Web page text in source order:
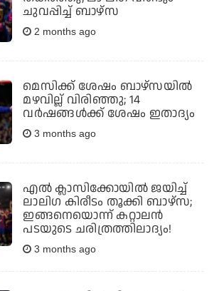
ചുവപ്പിച്ച് ബാഴ്സ
2 months ago
മെസിക്ക് ശേഷം ബാഴ്‌സയില്‍
മഴവില്ല് വിരിഞ്ഞു; 14
വര്‍ഷങ്ങള്‍ക്ക് ശേഷം ഇതാദ്യം
3 months ago
എല്‍ ക്ലാസിക്കോയില്‍ ജയിച്ച്
ലാലിഗ കിരീടം തൂക്കി ബാഴ്സ;
ഇങ്ങനെയൊന്ന് കറ്റാലന്‍
പടയുടെ ചരിത്രത്തിലാദ്യം!
3 months ago